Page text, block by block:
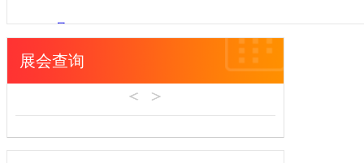
黑龙江
江苏
江西
供水处理
轨道交通
机床工具
建材机械
暖通空调
1月
2月
6月
展会查询